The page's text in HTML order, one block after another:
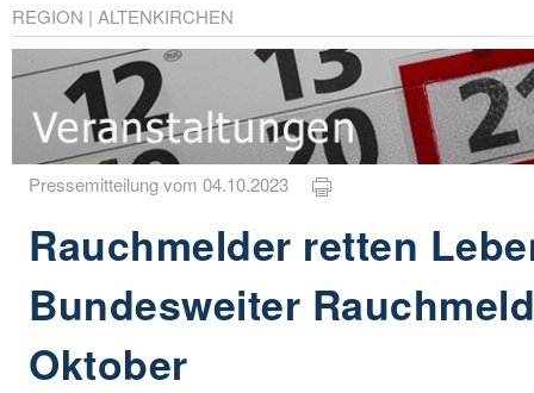
REGION | ALTENKIRCHEN
Pressemitteilung vom 04.10.2023
Rauchmelder retten
Bundesweiter
Oktober